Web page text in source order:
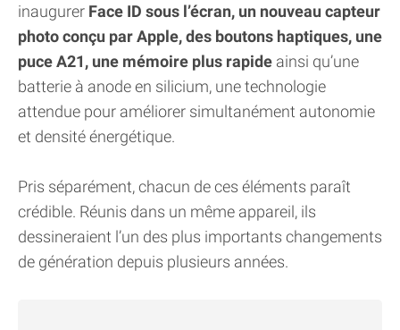
inaugurer Face ID sous l’écran, un nouveau capteur
photo conçu par Apple, des boutons haptiques, une
puce A21, une mémoire plus rapide ainsi qu’une
batterie à anode en silicium, une technologie
attendue pour améliorer simultanément autonomie
et densité énergétique.
Pris séparément, chacun de ces éléments paraît
crédible. Réunis dans un même appareil, ils
dessineraient l’un des plus importants changements
de génération depuis plusieurs années.